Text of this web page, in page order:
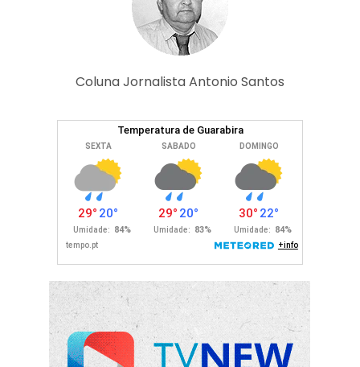
Coluna Jornalista Antonio Santos